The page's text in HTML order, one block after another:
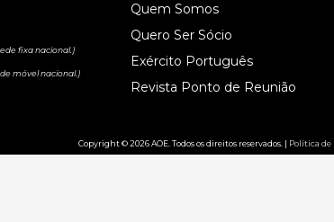
fixa nacional.)
móvel nacional.)
Quem Somos
Quero Ser Sócio
Exército Português
Revista Ponto de Reunião
Copyright © 2026 AOE. Todos os direitos reservados. | Política de